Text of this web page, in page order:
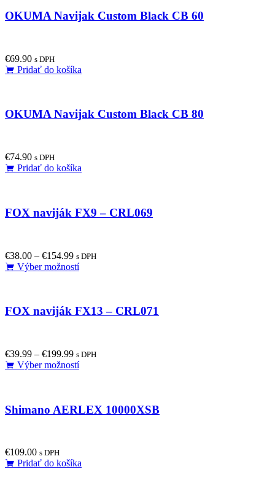
OKUMA Navijak Custom Black CB 60
€69.90 s DPH
Pridať do košíka
OKUMA Navijak Custom Black CB 80
€74.90 s DPH
Pridať do košíka
FOX naviják FX9 – CRL069
€38.00 – €154.99 s DPH
Výber možnostíThis
variants.
be
chosen
page
FOX naviják FX13 – CRL071
€39.99 – €199.99 s DPH
Výber možnostíThis
variants.
chosen
Shimano AERLEX 10000XSB
€109.00 s DPH
Pridať do košíka